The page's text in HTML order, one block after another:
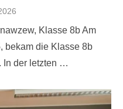
Klasse 8b Am
bekam die Klasse 8b
In der letzten …